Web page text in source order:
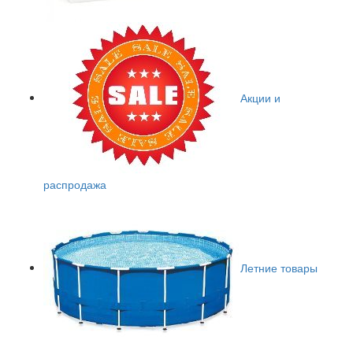
Акции и
распродажа
Летние товары